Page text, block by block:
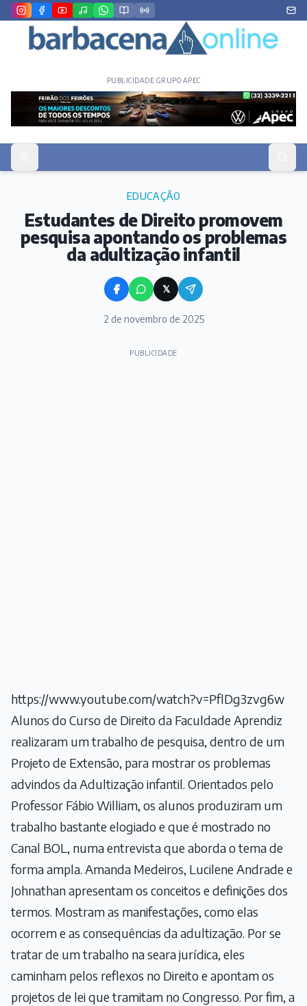
PUBLICIDADE GRUPO APEC
EDUCAÇÃO
Estudantes de Direito promovem
pesquisa apontando os problemas
da adultização infantil
𝕏
2 de novembro de 2025
PUBLICIDADE
https://www.youtube.com/watch?v=PflDg3zvg6w
Alunos do Curso de Direito da Faculdade Aprendiz
realizaram um trabalho de pesquisa, dentro de um
Projeto de Extensão, para mostrar os problemas
advindos da Adultização infantil. Orientados pelo
Professor Fábio William, os alunos produziram um
trabalho bastante elogiado e que é mostrado no
Canal BOL, numa entrevista que aborda o tema de
forma ampla. Amanda Medeiros, Lucilene Andrade e
Johnathan apresentam os conceitos e definições dos
termos. Mostram as manifestações, como elas
ocorrem e as consequências da adultização. Por se
tratar de um trabalho na seara jurídica, eles
caminham pelos reflexos no Direito e apontam os
projetos de lei que tramitam no Congresso. Por fim, a